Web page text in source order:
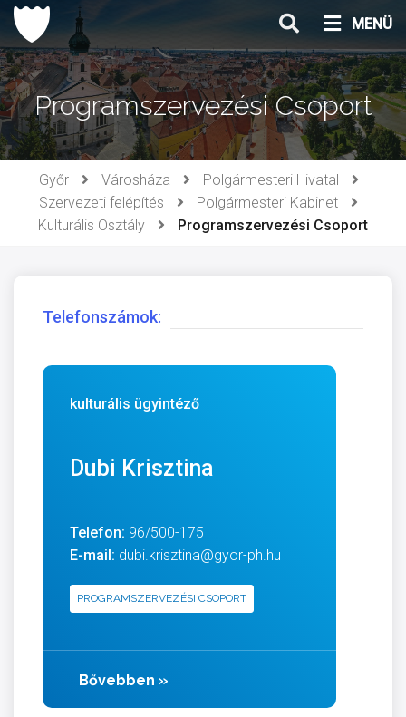
Ugrás
tartalomhoz
MENÜ
Programszervezési Csoport
Győr Városháza
Polgármesteri Hivatal
Szervezeti felépítés
Polgármesteri Kabinet
Kulturális Osztály
Programszervezési Csoport
Telefonszámok:
kulturális ügyintéző
Dubi Krisztina
Telefon: 96/500-175
E-mail: dubi.krisztina@gyor-ph.hu
PROGRAMSZERVEZÉSI CSOPORT
Bővebben »